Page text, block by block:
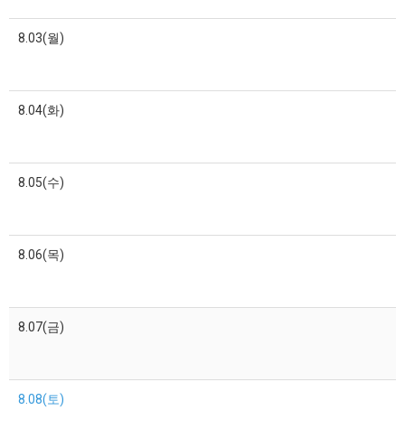
8.03(월)
8.04(화)
8.05(수)
8.06(목)
8.07(금)
8.08(토)